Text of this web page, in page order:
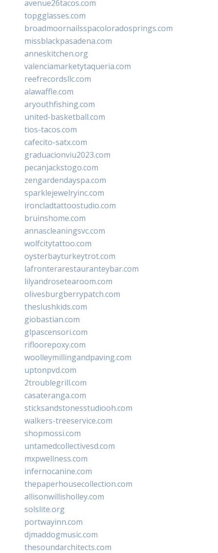
avenue26tacos.com
topgglasses.com
broadmoornailsspacoloradosprings.com
missblackpasadena.com
anneskitchen.org
valenciamarketytaqueria.com
reefrecordsllc.com
alawaffle.com
aryouthfishing.com
united-basketball.com
tios-tacos.com
cafecito-satx.com
graduacionviu2023.com
pecanjackstogo.com
zengardendayspa.com
sparklejewelryinc.com
ironcladtattoostudio.com
bruinshome.com
annascleaningsvc.com
wolfcitytattoo.com
oysterbayturkeytrot.com
lafronterarestauranteybar.com
lilyandrosetearoom.com
olivesburgberrypatch.com
theslushkids.com
giobastian.com
glpascensori.com
rifloorepoxy.com
woolleymillingandpaving.com
uptonpvd.com
2troublegrill.com
casateranga.com
sticksandstonesstudiooh.com
walkers-treeservice.com
shopmossi.com
untamedcollectivesd.com
mxpwellness.com
infernocanine.com
thepaperhousecollection.com
allisonwillisholley.com
solslite.org
portwayinn.com
djmaddogmusic.com
thesoundarchitects.com